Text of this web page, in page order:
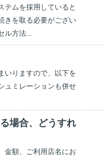
テムを採用していると
きを取る必要がござい
ル方法...
いりますので、以下を
ュミレーションも併せ
場合、どうすれ
金額、ご利用店名にお